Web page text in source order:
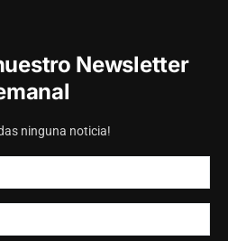
Newsletter
ninguna noticia!